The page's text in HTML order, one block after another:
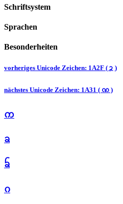
Schriftsystem
Sprachen
Besonderheiten
vorheriges Unicode Zeichen: 1A2F ( ᨯ )
nächstes Unicode Zeichen: 1A31 ( ᨱ )
ᨠ
ᨡ
ᨢ
ᨣ